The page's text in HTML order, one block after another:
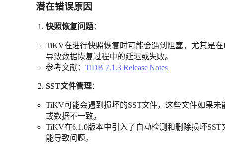
潜在错误原因
快照恢复问题：
TiKV在进行快照恢复时可能会遇到阻塞，尤其是在
导致数据恢复过程中的延迟或失败。
参考文献： TiDB 7.1.3 Release Notes
SST文件管理：
TiKV可能会遇到损坏的SST文件，这些文件如果
或数据不一致。
TiKV在6.1.0版本中引入了自动检测和删除损坏
能导致问题。